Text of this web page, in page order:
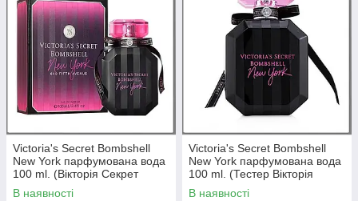
Victoria's Secret Bombshell
New York парфумована вода
100 ml. (Вікторія Секрет
Бомбшелл Нью-Йорк)
В наявності
Victoria's Secret Bombshell
New York парфумована вода
100 ml. (Тестер Вікторія
Секрет Бомбшелл Нью-Йорк)
В наявності